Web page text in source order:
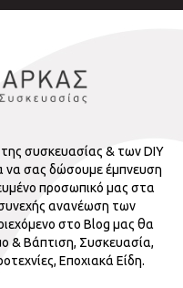
συσκευασίας & των DIY
να σας δώσουμε έμπνευση
προσωπικό μας στα
ανανέωση των
στο Blog μας θα
& Βάπτιση, Συσκευασία,
Εποχιακά Είδη.